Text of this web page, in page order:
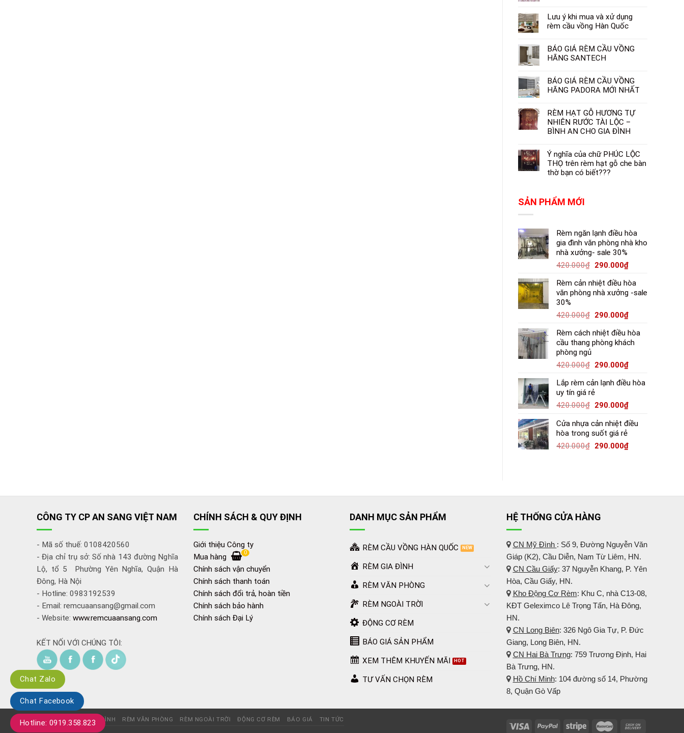
Lưu ý khi mua và xử dụng
rèm cầu vồng Hàn Quốc
BÁO GIÁ RÈM CẦU VỒNG
HÃNG SANTECH
BÁO GIÁ RÈM CẦU VỒNG
HÃNG PADORA MỚI NHẤT
RÈM HẠT GỖ HƯƠNG TỰ
NHIÊN RƯỚC TÀI LỘC –
BÌNH AN CHO GIA ĐÌNH
Ý nghĩa của chữ PHÚC LỘC
THỌ trên rèm hạt gỗ che bàn
thờ bạn có biết???
SẢN PHẨM MỚI
Rèm ngăn lạnh điều hòa
gia đình văn phòng nhà kho
nhà xưởng- sale 30%
420.000₫ 290.000₫
Rèm cản nhiệt điều hòa
văn phòng nhà xưởng -sale
30%
420.000₫ 290.000₫
Rèm cách nhiệt điều hòa
cầu thang phòng khách
phòng ngủ
420.000₫ 290.000₫
Lắp rèm cản lạnh điều hòa
uy tín giá rẻ
420.000₫ 290.000₫
Cửa nhựa cản nhiệt điều
hòa trong suốt giá rẻ
420.000₫ 290.000₫
CÔNG TY CP AN SANG VIỆT NAM
- Mã số thuế: 0108420560
- Địa chỉ trụ sở: Số nhà 143 đường Nghĩa
Lộ, tổ 5 Phường Yên Nghĩa, Quận Hà
Đông, Hà Nội
- Hotline: 0983192539
- Email: remcuaansang@gmail.com
- Website: www.remcuaansang.com
KẾT NỐI VỚI CHÚNG TÔI:
CHÍNH SÁCH & QUY ĐỊNH
Giới thiệu Công ty
Mua hàng
0
Chính sách vận chuyển
Chính sách thanh toán
Chính sách đổi trả, hoàn tiền
Chính sách bảo hành
Chính sách Đại Lý
DANH MỤC SẢN PHẨM
RÈM CẦU VỒNG HÀN QUỐC
RÈM GIA ĐÌNH
RÈM VĂN PHÒNG
RÈM NGOÀI TRỜI
ĐỘNG CƠ RÈM
BÁO GIÁ SẢN PHẨM
XEM THÊM KHUYẾN MÃI
TƯ VẤN CHỌN RÈM
HỆ THỐNG CỬA HÀNG
CN Mỹ Đình : Số 9, Đường Nguyễn Văn
Giáp (K2), Cầu Diễn, Nam Từ Liêm, HN.
CN Cầu Giấy: 37 Nguyễn Khang, P. Yên
Hòa, Cầu Giấy, HN.
Kho Động Cơ Rèm: Khu C, nhà C13-08,
KĐT Geleximco Lê Trọng Tấn, Hà Đông,
HN.
CN Long Biên: 326 Ngô Gia Tự, P. Đức
Giang, Long Biên, HN.
CN Hai Bà Trưng: 759 Trương Định, Hai
Bà Trưng, HN.
Hồ Chí Minh: 104 đường số 14, Phường
8, Quận Gò Vấp
Trang chủ RÈM GIA ĐÌNH RÈM VĂN PHÒNG RÈM NGOÀI TRỜI ĐỘNG CƠ RÈM BÁO GIÁ TIN TỨC
Chat Zalo
Chat Facebook
Hotline: 0919.358.823